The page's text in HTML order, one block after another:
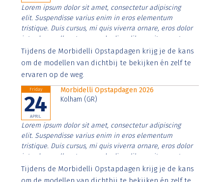
Lorem ipsum dolor sit amet, consectetur adipiscing
elit. Suspendisse varius enim in eros elementum
tristique. Duis cursus, mi quis viverra ornare, eros dolor
interdum nulla, ut commodo diam libero vitae erat.
Aenean faucibus nibh et justo cursus id rutrum lorem
imperdiet. Nunc ut sem vitae risus tristique posuere.
Tijdens de Morbidelli Opstapdagen krijg je de kans
om de modellen van dichtbij te bekijken én zelf te
ervaren op de weg.
Friday
24
APRIL
Morbidelli Opstapdagen 2026
Kolham (GR)
Lorem ipsum dolor sit amet, consectetur adipiscing
elit. Suspendisse varius enim in eros elementum
tristique. Duis cursus, mi quis viverra ornare, eros dolor
interdum nulla, ut commodo diam libero vitae erat.
Aenean faucibus nibh et justo cursus id rutrum lorem
imperdiet. Nunc ut sem vitae risus tristique posuere.
Tijdens de Morbidelli Opstapdagen krijg je de kans